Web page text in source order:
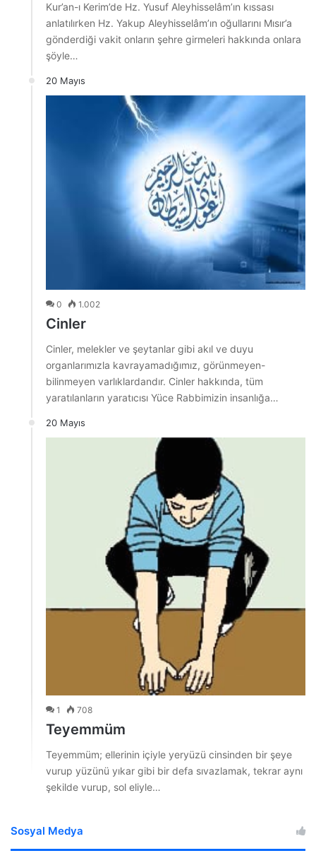
Kur’an-ı Kerim’de Hz. Yusuf Aleyhisselâm’ın kıssası
anlatılırken Hz. Yakup Aleyhisselâm’ın oğullarını Mısır’a
gönderdiği vakit onların şehre girmeleri hakkında onlara
şöyle…
20 Mayıs
0 1.002
Cinler
Cinler, melekler ve şeytanlar gibi akıl ve duyu
organlarımızla kavrayamadığımız, görünmeyen-
bilinmeyen varlıklardandır. Cinler hakkında, tüm
yaratılanların yaratıcısı Yüce Rabbimizin insanlığa…
20 Mayıs
1 708
Teyemmüm
Teyemmüm; ellerinin içiyle yeryüzü cinsinden bir şeye
vurup yüzünü yıkar gibi bir defa sıvazlamak, tekrar aynı
şekilde vurup, sol eliyle…
Sosyal Medya